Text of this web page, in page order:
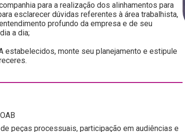
para a realização dos alinhamentos para
esclarecer dúvidas referentes à área trabalhista,
profundo da empresa e de seu
a dia;
monte seu planejamento e estipule
peças processuais, participação em audiências e